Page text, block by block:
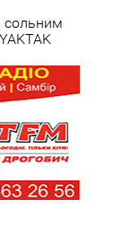
сольним